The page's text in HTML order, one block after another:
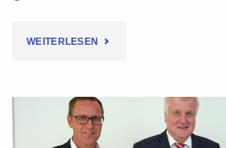
WEITERLESEN "RKW
ÜBER
2000